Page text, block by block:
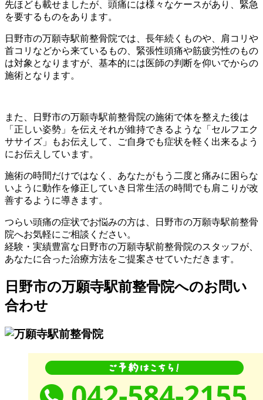
先ほども載せましたが、頭痛には様々なケースがあり、緊急
を要するものをあります。
日野市の万願寺駅前整骨院では、長年続くものや、肩コリや
首コリなどから来ているもの、緊張性頭痛や筋疲労性のもの
は対象となりますが、基本的には医師の判断を仰いでからの
施術となります。
また、日野市の万願寺駅前整骨院の施術で体を整えた後は
「正しい姿勢」を伝えそれが維持できるような「セルフエク
ササイズ」もお伝えして、ご自身でも症状を軽く出来るよう
にお伝えしています。
施術の時間だけではなく、あなたがもう二度と痛みに困らな
いように動作を修正していき日常生活の時間でも肩こりが改
善するように導きます。
つらい頭痛の症状でお悩みの方は、日野市の万願寺駅前整骨
院へお気軽にご相談ください。
経験・実績豊富な日野市の万願寺駅前整骨院のスタッフが、
あなたに合った治療方法をご提案させていただきます。
日野市の万願寺駅前整骨院へのお問い
合わせ